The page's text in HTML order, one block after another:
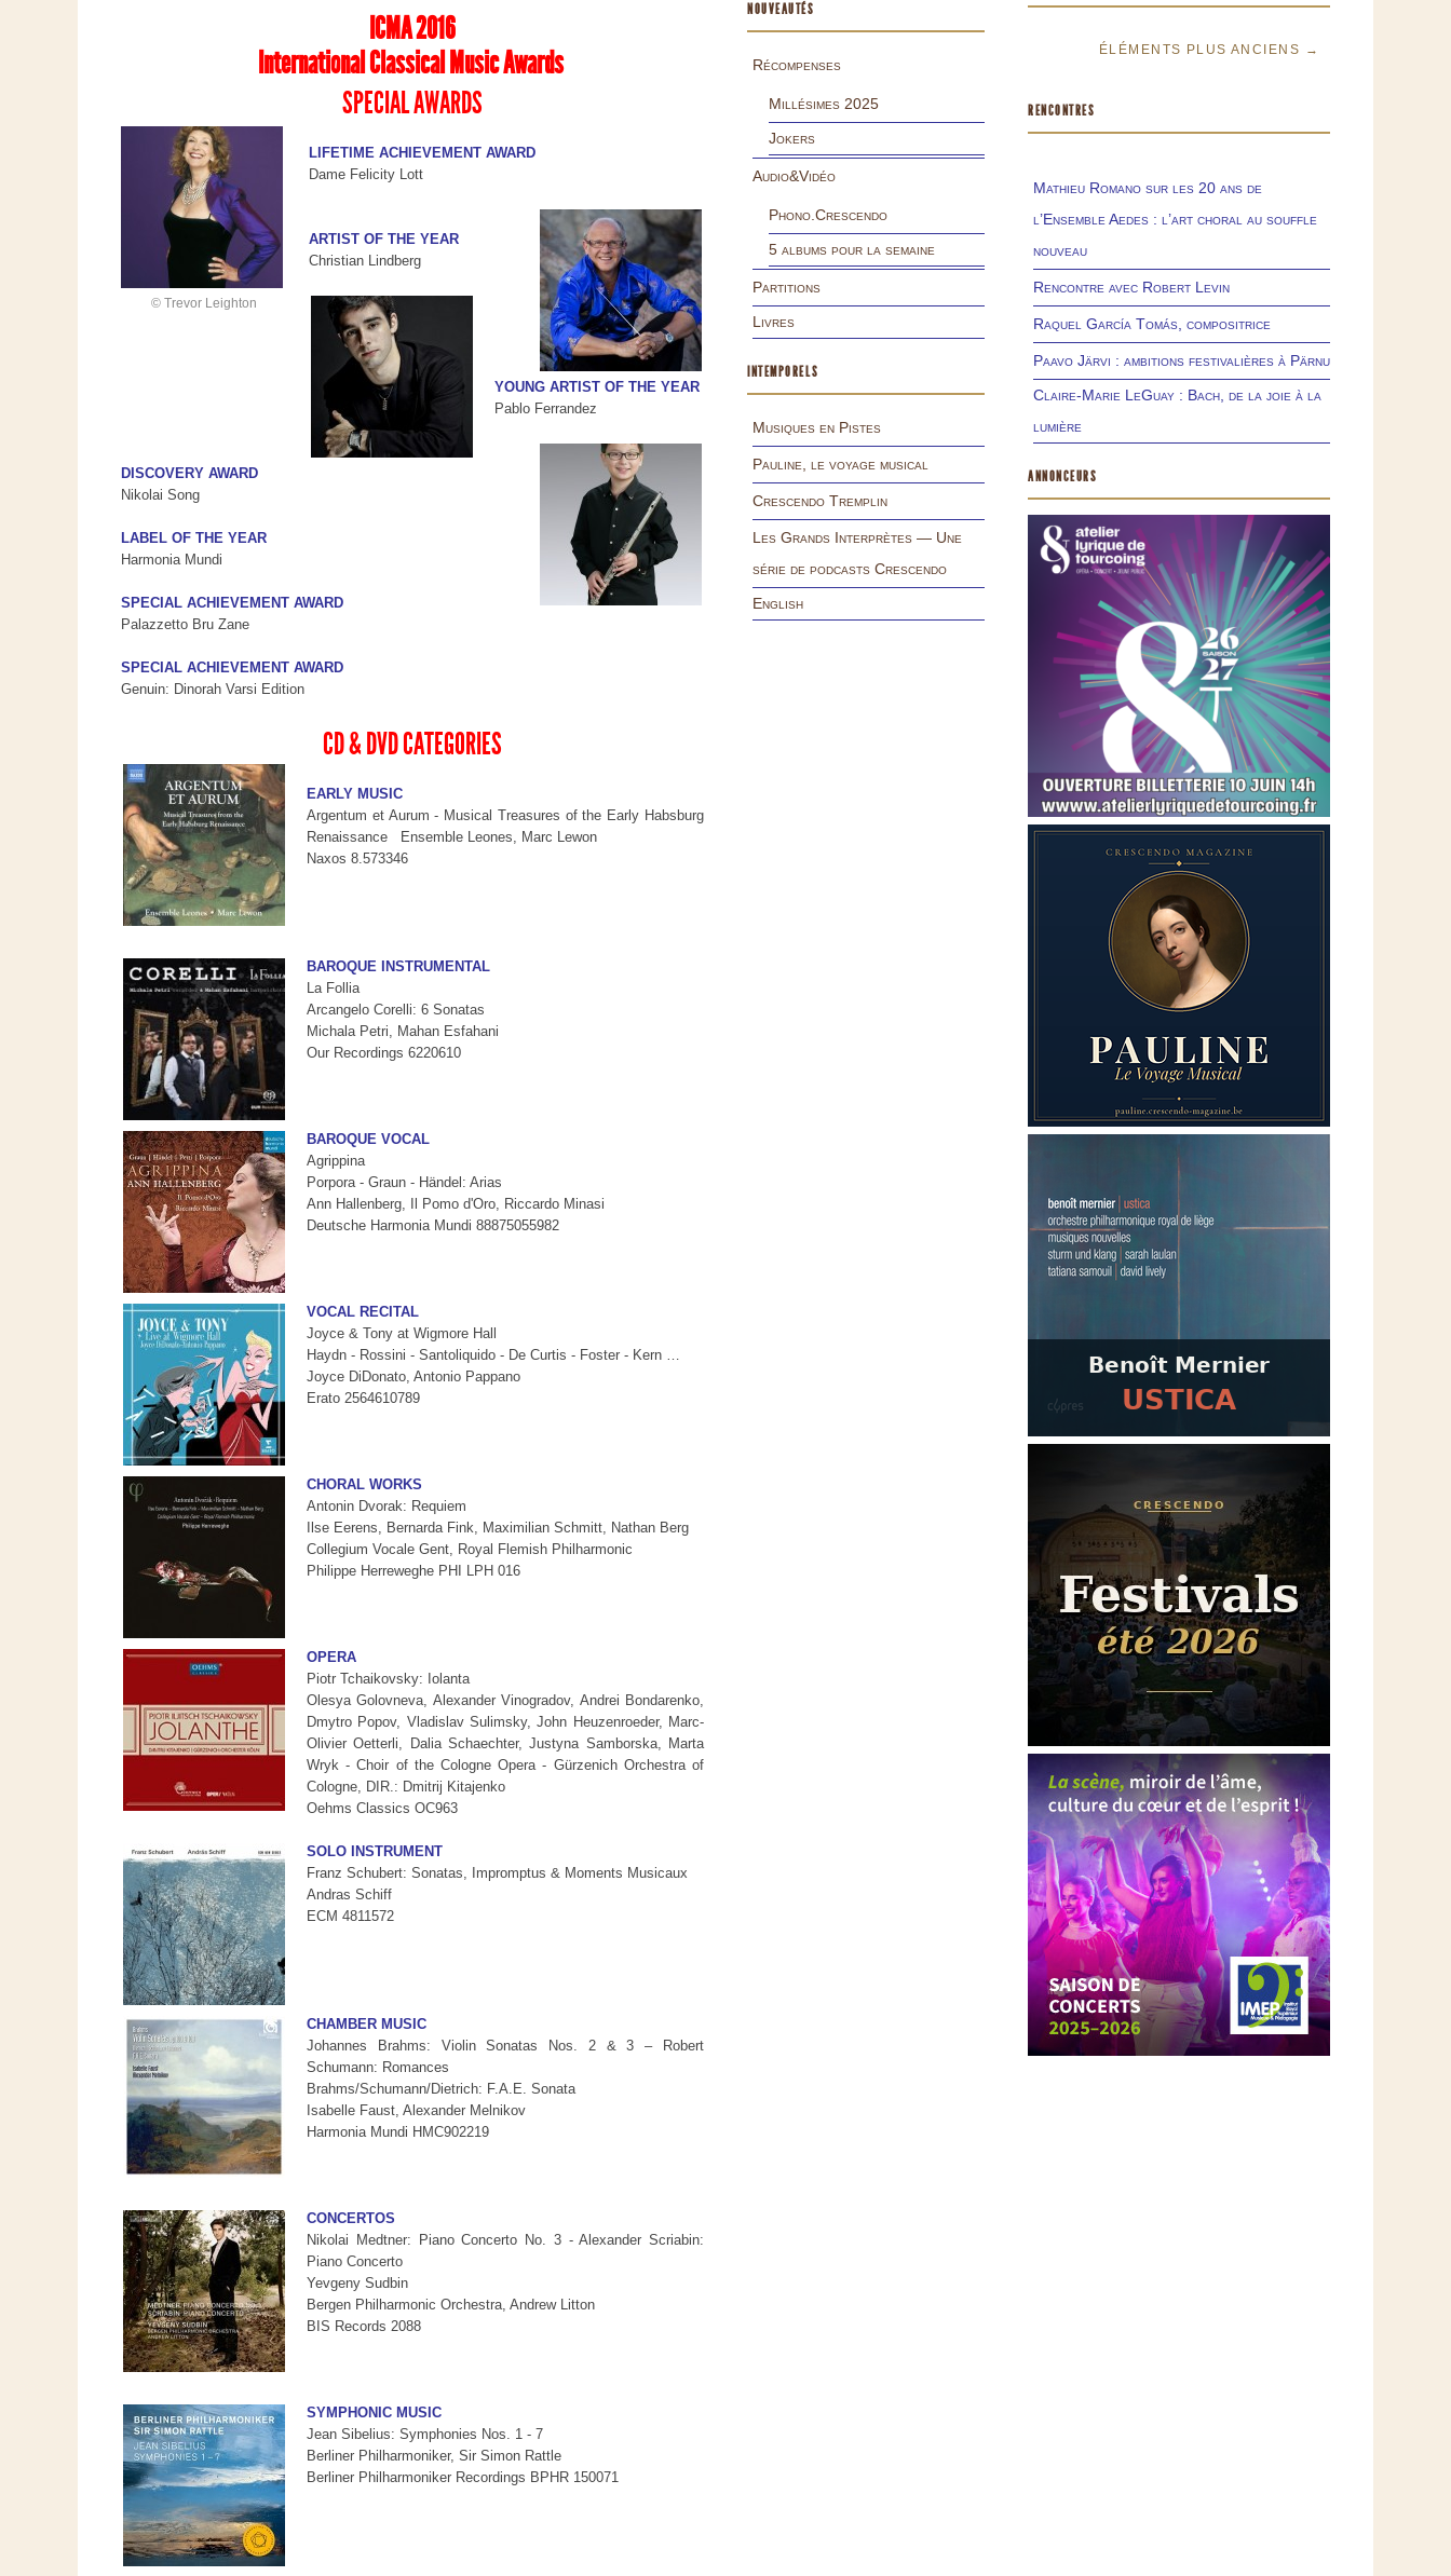
ICMA 2016
International Classical Music Awards
SPECIAL AWARDS
© Trevor Leighton
LIFETIME ACHIEVEMENT AWARD
Dame Felicity Lott
ARTIST OF THE YEAR
Christian Lindberg
YOUNG ARTIST OF THE YEAR
Pablo Ferrandez
DISCOVERY AWARD
Nikolai Song
LABEL OF THE YEAR
Harmonia Mundi
SPECIAL ACHIEVEMENT AWARD
Palazzetto Bru Zane
SPECIAL ACHIEVEMENT AWARD
Genuin: Dinorah Varsi Edition
CD & DVD CATEGORIES
EARLY MUSIC
Argentum et Aurum - Musical Treasures of the Early Habsburg
Renaissance Ensemble Leones, Marc Lewon
Naxos 8.573346
BAROQUE INSTRUMENTAL
La Follia
Arcangelo Corelli: 6 Sonatas
Michala Petri, Mahan Esfahani
Our Recordings 6220610
BAROQUE VOCAL
Agrippina
Porpora - Graun - Händel: Arias
Ann Hallenberg, Il Pomo d'Oro, Riccardo Minasi
Deutsche Harmonia Mundi 88875055982
VOCAL RECITAL
Joyce & Tony at Wigmore Hall
Haydn - Rossini - Santoliquido - De Curtis - Foster - Kern …
Joyce DiDonato, Antonio Pappano
Erato 2564610789
CHORAL WORKS
Antonin Dvorak: Requiem
Ilse Eerens, Bernarda Fink, Maximilian Schmitt, Nathan Berg
Collegium Vocale Gent, Royal Flemish Philharmonic
Philippe Herreweghe PHI LPH 016
OPERA
Piotr Tchaikovsky: Iolanta
Olesya Golovneva, Alexander Vinogradov, Andrei Bondarenko,
Dmytro Popov, Vladislav Sulimsky, John Heuzenroeder, Marc-
Olivier Oetterli, Dalia Schaechter, Justyna Samborska, Marta
Wryk - Choir of the Cologne Opera - Gürzenich Orchestra of
Cologne, DIR.: Dmitrij Kitajenko
Oehms Classics OC963
SOLO INSTRUMENT
Franz Schubert: Sonatas, Impromptus & Moments Musicaux
Andras Schiff
ECM 4811572
CHAMBER MUSIC
Johannes Brahms: Violin Sonatas Nos. 2 & 3 – Robert
Schumann: Romances
Brahms/Schumann/Dietrich: F.A.E. Sonata
Isabelle Faust, Alexander Melnikov
Harmonia Mundi HMC902219
CONCERTOS
Nikolai Medtner: Piano Concerto No. 3 - Alexander Scriabin:
Piano Concerto
Yevgeny Sudbin
Bergen Philharmonic Orchestra, Andrew Litton
BIS Records 2088
SYMPHONIC MUSIC
Jean Sibelius: Symphonies Nos. 1 - 7
Berliner Philharmoniker, Sir Simon Rattle
Berliner Philharmoniker Recordings BPHR 150071
NOUVEAUTÉS
Récompenses
Millésimes 2025
Jokers
Audio&Vidéo
Phono.Crescendo
5 albums pour la semaine
Partitions
Livres
INTEMPORELS
Musiques en Pistes
Pauline, le voyage musical
Crescendo Tremplin
Les Grands Interprètes — Une
série de podcasts Crescendo
English
ÉLÉMENTS PLUS ANCIENS →
RENCONTRES
Mathieu Romano sur les 20 ans de
l’Ensemble Aedes : l’art choral au souffle
nouveau
Rencontre avec Robert Levin
Raquel García Tomás, compositrice
Paavo Järvi : ambitions festivalières à Pärnu
Claire-Marie LeGuay : Bach, de la joie à la
lumière
ANNONCEURS